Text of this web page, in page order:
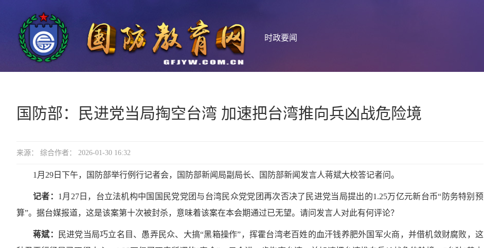
时政要闻
国防部：民进党当局掏空台湾 加速把台湾推向兵凶战危险境
来源： 综合作者： 2026-01-30 16:32
1月29日下午，国防部举行例行记者会，国防部新闻局副局长、国防部新闻发言人蒋斌大校答记者问。
记者： 1月27日，台立法机构中国国民党党团与台湾民众党党团再次否决了民进党当局提出的1.25万亿元新台币“防务特别预
算”。据台媒报道，这是该案第十次被封杀，意味着该案在本会期通过已无望。请问发言人对此有何评论？
蒋斌：
民进党当局巧立名目、愚弄民众、大搞“黑箱操作”，挥霍台湾老百姓的血汗钱养肥外国军火商，并借机敛财腐败，这